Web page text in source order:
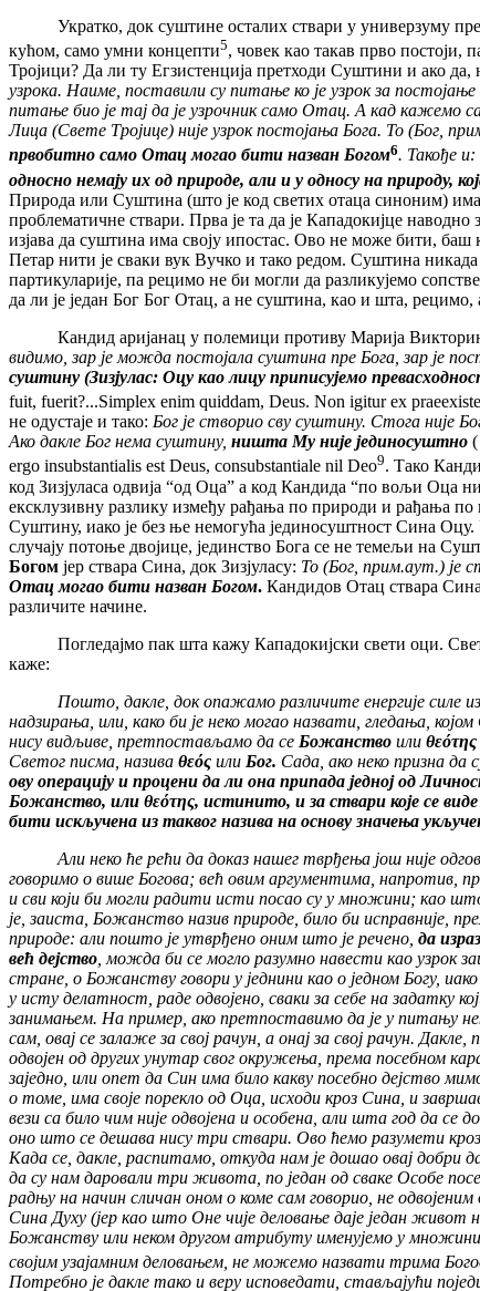
Укратко, док суштине осталих ствари у универзуму
кућом, само умни концепти5, човек као такав прво постоји,
Тројици? Да ли ту Егзистенција претходи Суштини и ако
узрока. Наиме, поставили су питање ко је узрок за
питање био је тај да је узрочник само Отац. А кад кажемо
Лица (Свете Тројице) није узрок постојања Бога. То (Бог,
првобитно само Отац могао бити назван Богом6. Такође
односно немају их од природе, али и у односу на природу,
Природа или Суштина (што је код светих отаца синоним)
проблематичне ствари. Прва је та да је Кападокијце
изјава да суштина има своју ипостас. Ово не може бити,
Петар нити је сваки вук Вучко и тако редом. Суштина
партикуларије, па рецимо не би могли да разликујемо
да ли је један Бог Бог Отац, а не суштина, као и шта,
Кандид аријанац у полемици противу Марија Викторина,
видимо, зар је можда постојала суштина пре Бога, зар је
суштину (Зизјулас: Оцу као лицу приписујемо
fuit, fuerit?...Simplex enim quiddam, Deus. Non igitur ex
не одустаје и тако: Бог је створио сву суштину. Стога није
Ако дакле Бог нема суштину, ништа Му није јединосуштно
ergo insubstantialis est Deus, consubstantiale nil Deo9. Тако
код Зизјуласа одвија “од Оца” а код Кандида “по вољи Оца
ексклузивну разлику између рађања по природи и рађања по
Суштину, иако је без ње немогућа јединосуштност Сина
случају потоње двојице, јединство Бога се не темељи на
Богом јер ствара Сина, док Зизјуласу: То (Бог, прим.аут.) је
Отац могао бити назван Богом. Кандидов Отац ствара
различите начине.
Погледајмо пак шта кажу Кападокијски свети оци. Свети
каже:
Пошто, дакле, док опажамо различите енергије силе
надзирања, или, како би је неко могао назвати, гледања,
нису видљиве, претпостављамо да се Божанство или θεότης
Светог писма, назива θεός или Бог. Сада, ако неко призна да
ову операцију и процени да ли она припада једној од
Божанство, или θεότης, истинито, и за ствари које се
бити искључена из таквог назива на основу значења
Али неко ће рећи да доказ нашег тврђења још није
говоримо о више Богова; већ овим аргументима, напротив,
и сви који би могли радити исти посао су у множини; као
је, заиста, Божанство назив природе, било би исправније,
природе: али пошто је утврђено оним што је речено, да
већ дејство , можда би се могло разумно навести као узрок
стране, о Божанству говори у једнини као о једном Богу,
у исту делатност, раде одвојено, сваки за себе на задатку
занимањем. На пример, ако претпоставимо да је у питању
сам, овај се залаже за свој рачун, а онај за свој рачун.
одвојен од других унутар свог окружења, према посебном
заједно, или опет да Син има било какву посебно дејство
о томе, има своје порекло од Оца, исходи кроз Сина, и
вези са било чим није одвојена и особена, али шта год да
оно што се дешава нису три ствари. Ово ћемо разумети
Када се, дакле, распитамо, откуда нам је дошао овај
да су нам даровали три живота, по један од сваке Особе
радњу на начин сличан оном о коме сам говорио, не
Сина Духу (јер као што Оне чије деловање даје један
Божанству или неком другом атрибуту именујемо у
својим узајамним деловањем, не можемо назвати трима
Потребно је дакле тако и веру исповедати, стављајући